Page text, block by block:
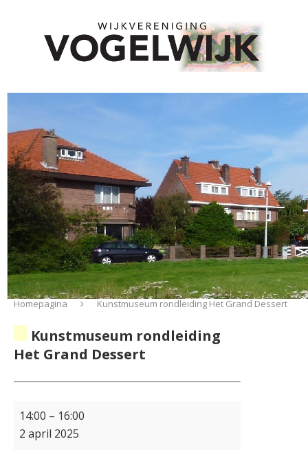
Homepagina Kunstmuseum rondleiding Het Grand Dessert
Kunstmuseum rondleiding
Het Grand Dessert
14:00 – 16:00
2 april 2025